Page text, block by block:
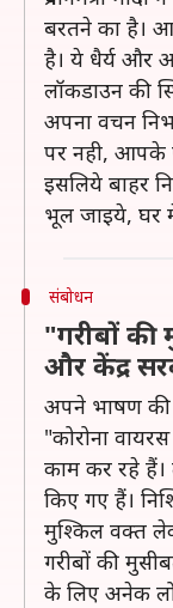
बरतने का है।
है। ये धैर्य और
लॉकडाउन की
अपना वचन
पर नही, आपके
इसलिये बाहर
भूल जाइये, घर
संबोधन
"गरीबों
और केंद्र
अपने भाषण की
"कोरोना
काम कर रहे हैं।
किए गए हैं।
मुश्किल वक्त
गरीबों की
के लिए अनेक